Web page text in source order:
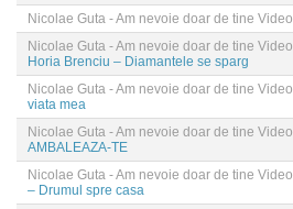
Nicolae Guta - Am nevoie doar de tine Video
Nicolae Guta - Am nevoie doar de tine Video
Horia Brenciu – Diamantele se sparg
Nicolae Guta - Am nevoie doar de tine Video
viata mea
Nicolae Guta - Am nevoie doar de tine Video
AMBALEAZA-TE
Nicolae Guta - Am nevoie doar de tine Video
– Drumul spre casa